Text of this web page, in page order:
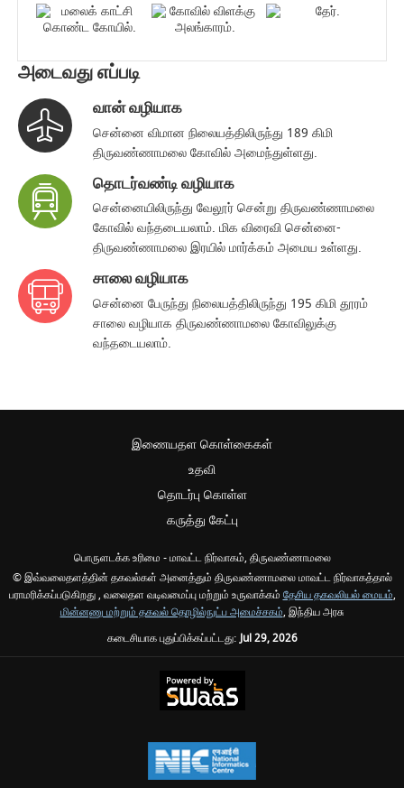
அடைவது எப்படி
வான் வழியாக
சென்னை விமான நிலையத்திலிருந்து 189 கிமி
திருவண்ணாமலை கோவில் அமைந்துள்ளது.
தொடர்வண்டி வழியாக
சென்னையிலிருந்து வேலூர் சென்று திருவண்ணாமலை
கோவில் வந்தடையலாம். மிக விரைவி சென்னை-
திருவண்ணாமலை இரயில் மார்க்கம் அமைய உள்ளது.
சாலை வழியாக
சென்னை பேருந்து நிலையத்திலிருந்து 195 கிமி தூரம்
சாலை வழியாக திருவண்ணாமலை கோவிலுக்கு
வந்தடையலாம்.
இணையதள கொள்கைகள்
உதவி
தொடர்பு கொள்ள
கருத்து கேட்பு
பொருளடக்க உரிமை - மாவட்ட நிர்வாகம், திருவண்ணாமலை
© இவ்வலைதளத்தின் தகவல்கள் அனைத்தும் திருவண்ணாமலை மாவட்ட நிர்வாகத்தால்
பராமரிக்கப்படுகிறது , வலைதள வடிவமைப்பு மற்றும் உருவாக்கம் தேசிய தகவலியல் மையம்,
மின்னணு மற்றும் தகவல் தொழில்நுட்ப அமைச்சகம், இந்திய அரசு
கடைசியாக புதுப்பிக்கப்பட்டது:Jul 29, 2026